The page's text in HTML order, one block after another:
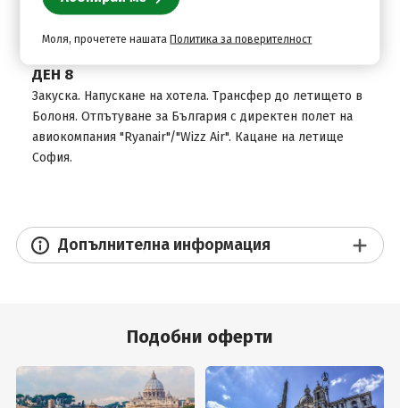
билет за корабчето от паркинга до историческия
център на Венеция (около 18 EUR на турист).
ДЕН 8
Закуска. Напускане на хотела. Трансфер до летището в
Болоня. Отпътуване за България с директен полет на
авиокомпания "Ryanair"/"Wizz Air". Кацане на летище
София.
Допълнителна информация
Подобни оферти
Моля, прочетете нашатаПолитика за поверителност